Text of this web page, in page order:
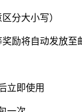
分大小写）
励将自动发放至
立即使用